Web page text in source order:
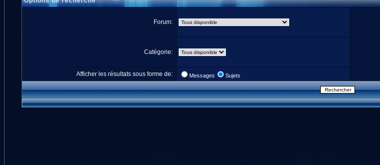
Forum:
Catégorie:
Afficher les résultats sous forme de: Messages Sujets